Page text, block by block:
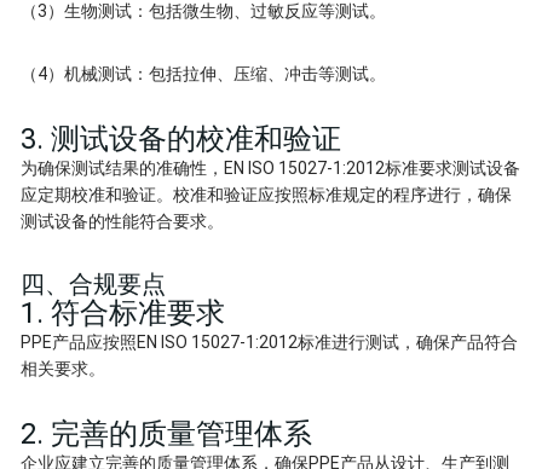
（3）生物测试：包括微生物、过敏反应等测试。
（4）机械测试：包括拉伸、压缩、冲击等测试。
3. 测试设备的校准和验证
为确保测试结果的准确性，EN ISO 15027-1:2012标准要求测试设备
应定期校准和验证。校准和验证应按照标准规定的程序进行，确保
测试设备的性能符合要求。
四、合规要点
1. 符合标准要求
PPE产品应按照EN ISO 15027-1:2012标准进行测试，确保产品符合
相关要求。
2. 完善的质量管理体系
企业应建立完善的质量管理体系，确保PPE产品从设计、生产到测